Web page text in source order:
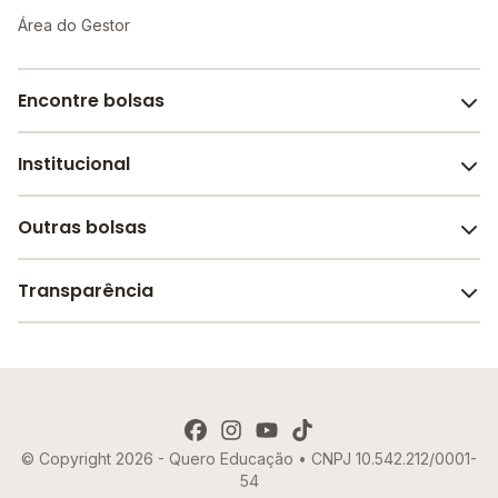
Área do Gestor
Encontre bolsas
Melhores escolas de São Paulo
Escolas por cidade e bairro
Institucional
Sobre o Melhor Escola
Revista Melhor Escola
Outras bolsas
Faculdades e universidades
Transparência
Política de Cookies
© Copyright 2026 - Quero Educação • CNPJ 10.542.212/0001-
54